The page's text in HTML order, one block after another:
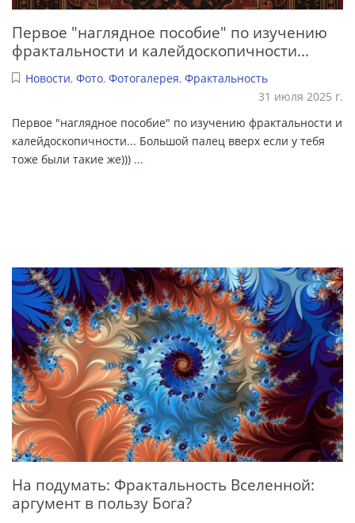
Первое "наглядное пособие" по изучению
фрактальности и калейдоскопичности...
Новости, Фото, Фотогалерея, Фрактальность
31 июля 2025 г.
Первое "наглядное пособие" по изучению фрактальности и
калейдоскопичности... Большой палец вверх если у тебя
тоже были такие же))) ...
На подумать: Фрактальность Вселенной:
аргумент в пользу Бога?